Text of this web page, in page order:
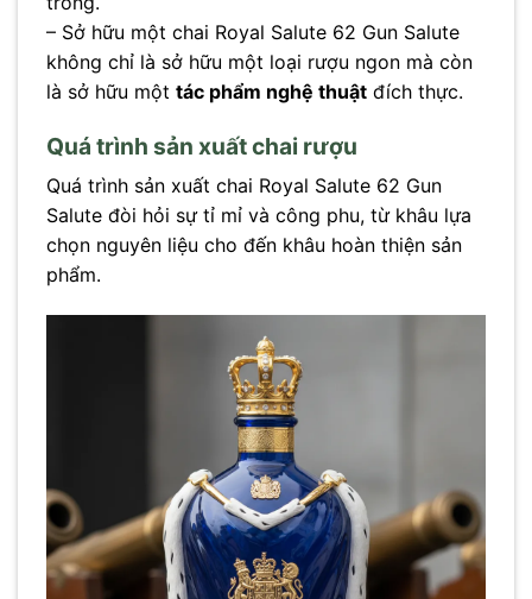
– Sở hữu một chai Royal Salute 62 Gun Salute
không chỉ là sở hữu một loại rượu ngon mà còn
là sở hữu một tác phẩm nghệ thuật đích thực.
Quá trình sản xuất chai rượu
Quá trình sản xuất chai Royal Salute 62 Gun
Salute đòi hỏi sự tỉ mỉ và công phu, từ khâu lựa
chọn nguyên liệu cho đến khâu hoàn thiện sản
phẩm.